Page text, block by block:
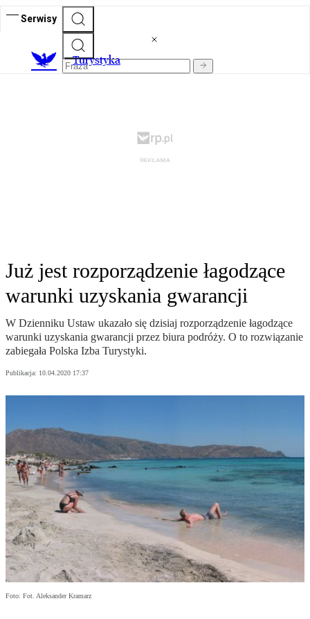
Serwisy
Turystyka
Już jest rozporządzenie łagodzące
warunki uzyskania gwarancji
W Dzienniku Ustaw ukazało się dzisiaj rozporządzenie łagodzące
warunki uzyskania gwarancji przez biura podróży. O to rozwiązanie
zabiegała Polska Izba Turystyki.
Publikacja: 10.04.2020 17:37
Foto: Fot. Aleksander Kramarz